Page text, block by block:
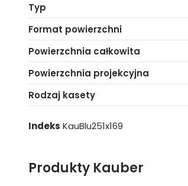
Typ
Format powierzchni
Powierzchnia całkowita
Powierzchnia projekcyjna
Rodzaj kasety
Indeks KauBlu251x169
Produkty Kauber